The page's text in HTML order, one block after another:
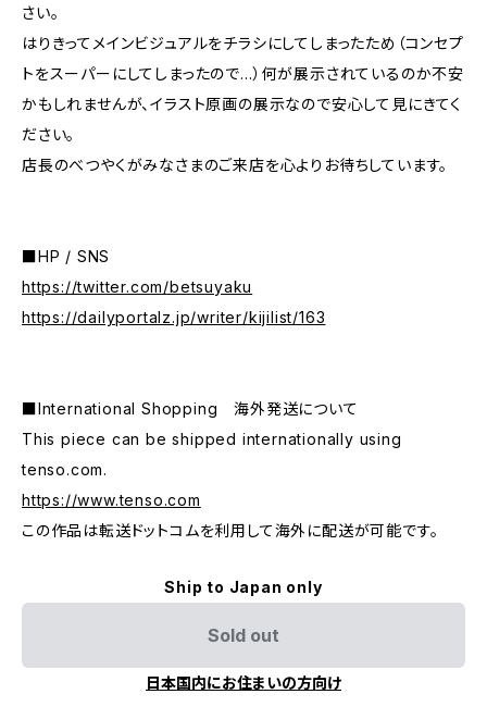
さい。
はりきってメインビジュアルをチラシにしてしまったため（コンセプ
トをスーパーにしてしまったので…）何が展示されているのか不安
かもしれませんが、イラスト原画の展示なので安心して見にきてく
ださい。
店長のべつやくがみなさまのご来店を心よりお待ちしています。
■HP / SNS
https://twitter.com/betsuyaku
https://dailyportalz.jp/writer/kijilist/163
■International Shopping 海外発送について
This piece can be shipped internationally using
tenso.com.
https://www.tenso.com
この作品は転送ドットコムを利用して海外に配送が可能です。
Ship to Japan only
Sold out
日本国内にお住まいの方向け